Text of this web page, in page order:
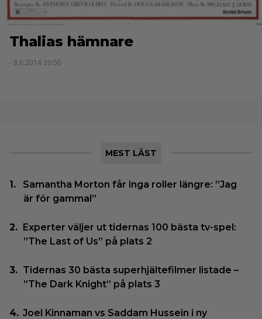
Thalias hämnare
- 8.6.2014 20:50
MEST LÄST
Samantha Morton får inga roller längre: ”Jag
är för gammal”
Experter väljer ut tidernas 100 bästa tv-spel:
”The Last of Us” på plats 2
Tidernas 30 bästa superhjältefilmer listade –
”The Dark Knight” på plats 3
Joel Kinnaman vs Saddam Hussein i ny